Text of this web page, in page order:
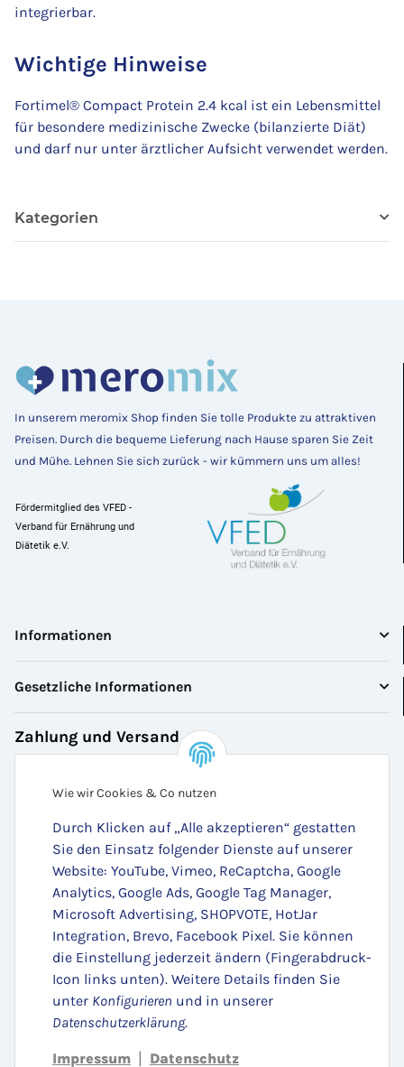
Wie wir Cookies & Co nutzen
Durch Klicken auf „Alle akzeptieren“ gestatten
Sie den Einsatz folgender Dienste auf unserer
Website: YouTube, Vimeo, ReCaptcha, Google
Analytics, Google Ads, Google Tag Manager,
Microsoft Advertising, SHOPVOTE, HotJar
Integration, Brevo, Facebook Pixel. Sie können
die Einstellung jederzeit ändern (Fingerabdruck-
Icon links unten). Weitere Details finden Sie
unter Konfigurieren und in unserer
Datenschutzerklärung.
Impressum Datenschutz
integrierbar.
Wichtige Hinweise
Fortimel® Compact Protein 2.4 kcal ist ein Lebensmittel
für besondere medizinische Zwecke (bilanzierte Diät)
und darf nur unter ärztlicher Aufsicht verwendet werden.
Kategorien
In unserem meromix Shop finden Sie tolle Produkte zu attraktiven
Preisen. Durch die bequeme Lieferung nach Hause sparen Sie Zeit
und Mühe. Lehnen Sie sich zurück - wir kümmern uns um alles!
Fördermitglied des VFED -
Verband für Ernährung und
Diätetik e.V.
Informationen
Gesetzliche Informationen
Zahlung und Versand
Zugestellt durch: